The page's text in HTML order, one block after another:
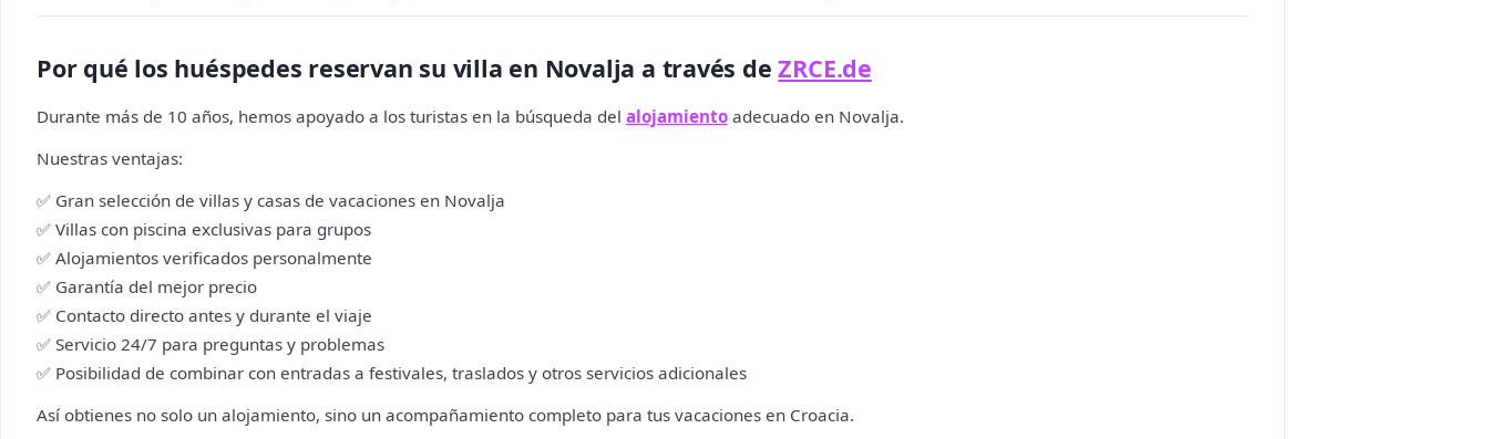
Por qué los huéspedes reservan su villa en Novalja a través deZRCE.de
Durante más de 10 años, hemos apoyado a los turistas en la búsqueda del alojamiento adecuado en Novalja.
Nuestras ventajas:
✅ Gran selección de villas y casas de vacaciones en Novalja
✅ Villas con piscina exclusivas para grupos
✅ Alojamientos verificados personalmente
✅ Garantía del mejor precio
✅ Contacto directo antes y durante el viaje
✅ Servicio 24/7 para preguntas y problemas
✅ Posibilidad de combinar con entradas a festivales, traslados y otros servicios adicionales
Así obtienes no solo un alojamiento, sino un acompañamiento completo para tus vacaciones en Croacia.